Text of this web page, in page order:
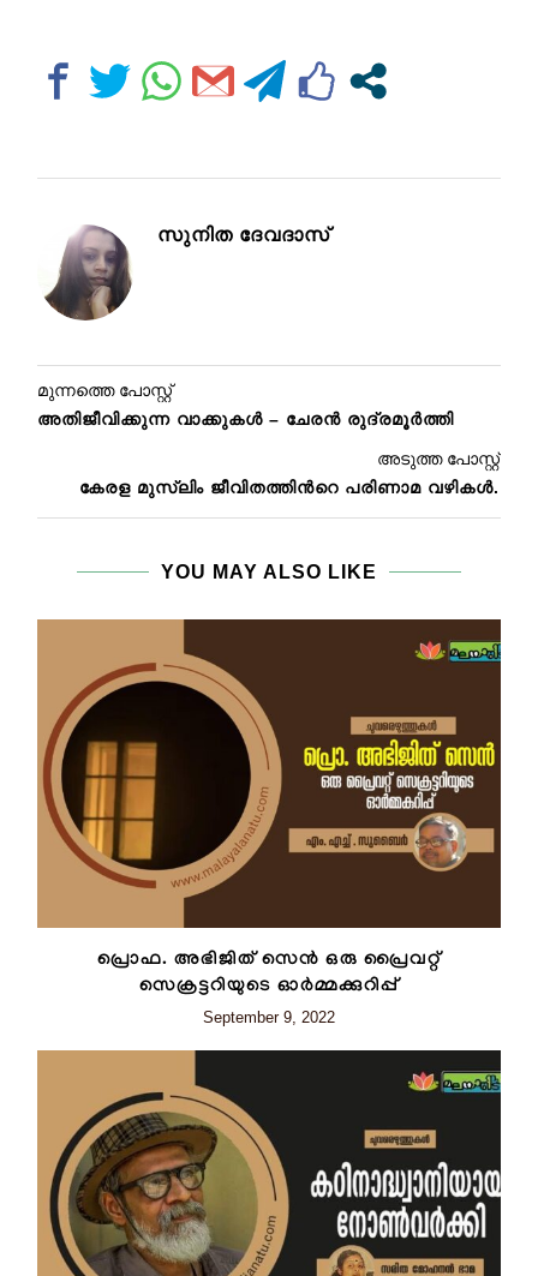
സുനിത ദേവദാസ്
മുന്നത്തെ പോസ്റ്റ്
അതിജീവിക്കുന്ന വാക്കുകൾ – ചേരൻ രുദ്രമൂർത്തി
അടുത്ത പോസ്റ്റ്
കേരള മുസ്ലിം ജീവിതത്തിന്‍റെ പരിണാമ വഴികൾ.
YOU MAY ALSO LIKE
പ്രൊഫ. അഭിജിത് സെൻ ഒരു പ്രൈവറ്റ്
സെക്രട്ടറിയുടെ ഓർമ്മക്കുറിപ്പ്
September 9, 2022